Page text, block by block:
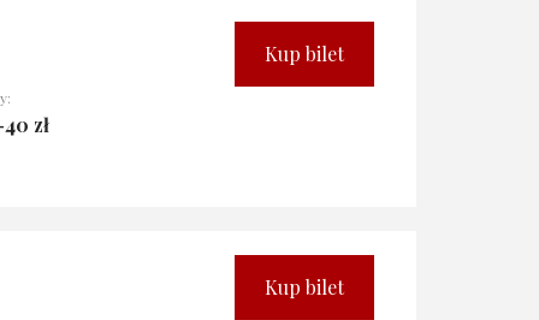
zł
Kup bilet
Kup bilet